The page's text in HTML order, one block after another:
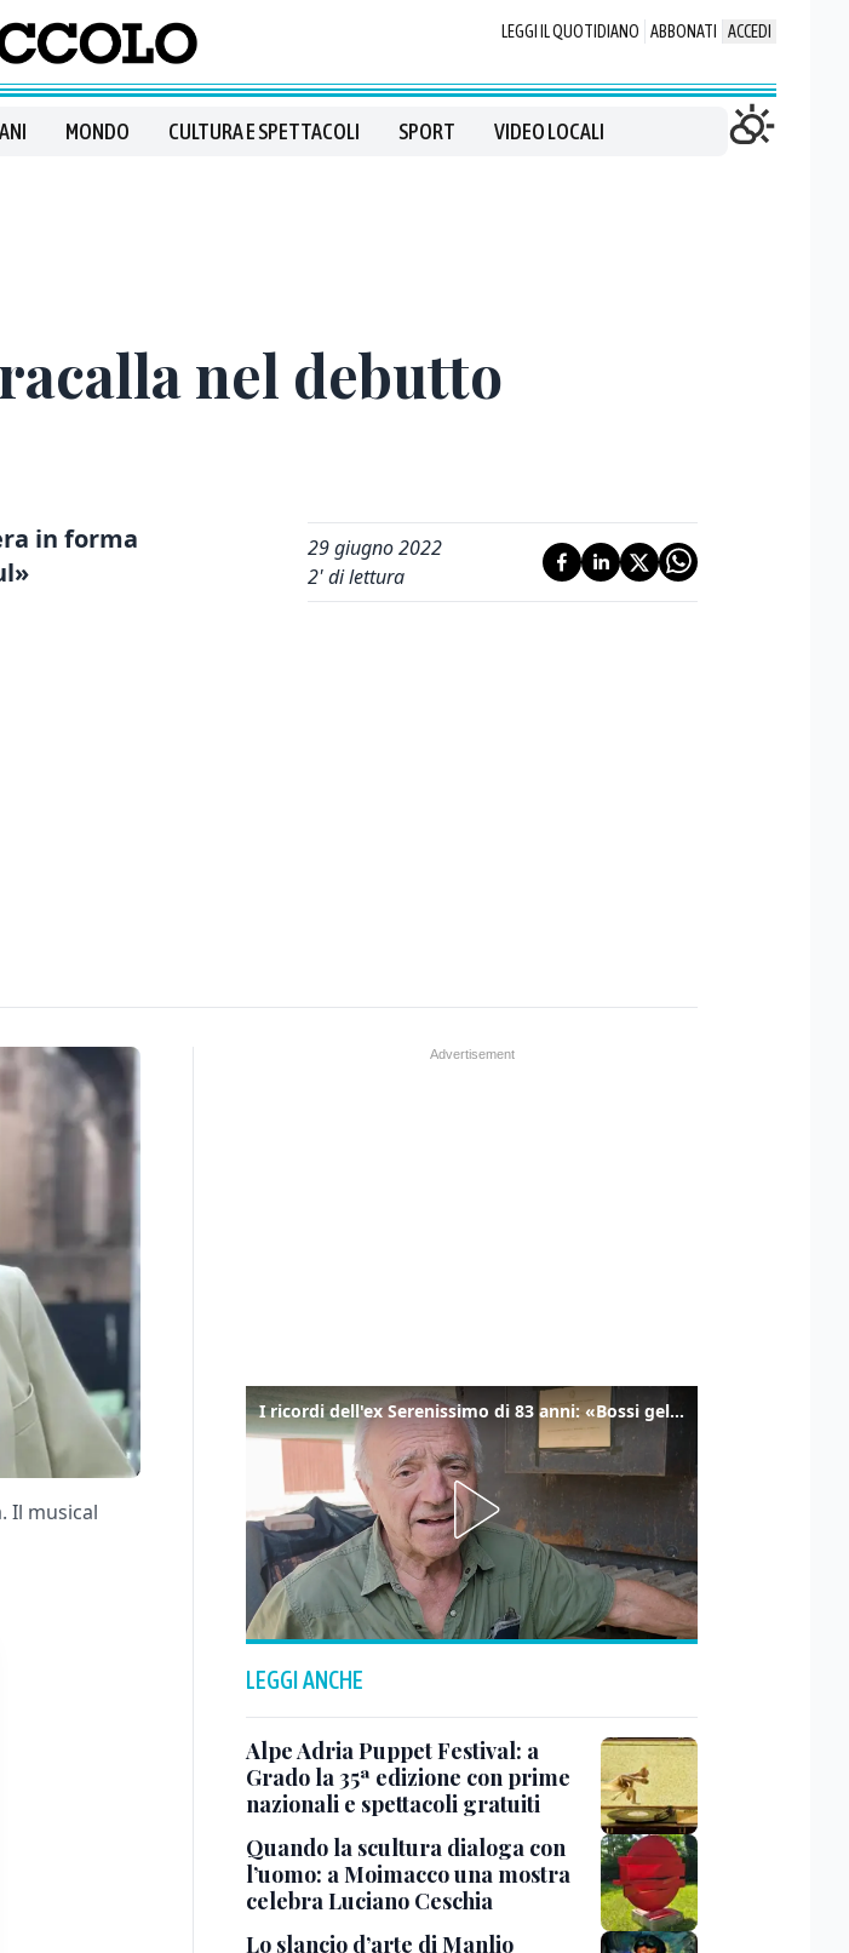
LEGGI IL QUOTIDIANO ABBONATI ACCEDI
MONDO CULTURA E SPETTACOLI SPORT VIDEO LOCALI
nel debutto
in forma
29 giugno 2022
2' di lettura
Il musical
I ricordi dell'ex Serenissimo di 83 anni: «Bossi geloso di noi, in carcere mi cantavano l’inno di San Marco»
LEGGI ANCHE
Alpe Adria Puppet Festival: a
Grado la 35ª edizione con prime
nazionali e spettacoli gratuiti
Quando la scultura dialoga con
l’uomo: a Moimacco una mostra
celebra Luciano Ceschia
Lo slancio d’arte di Manlio